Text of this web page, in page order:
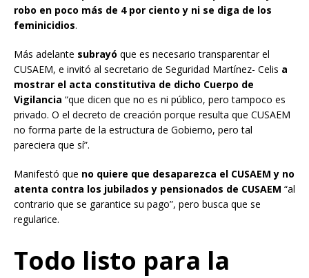
robo en poco más de 4 por ciento y ni se diga de los
feminicidios.
Más adelante subrayó que es necesario transparentar el
CUSAEM, e invitó al secretario de Seguridad Martínez- Celis a
mostrar el acta constitutiva de dicho Cuerpo de
Vigilancia “que dicen que no es ni público, pero tampoco es
privado. O el decreto de creación porque resulta que CUSAEM
no forma parte de la estructura de Gobierno, pero tal
pareciera que sí”.
Manifestó que no quiere que desaparezca el CUSAEM y no
atenta contra los jubilados y pensionados de CUSAEM “al
contrario que se garantice su pago”, pero busca que se
regularice.
Todo listo para la